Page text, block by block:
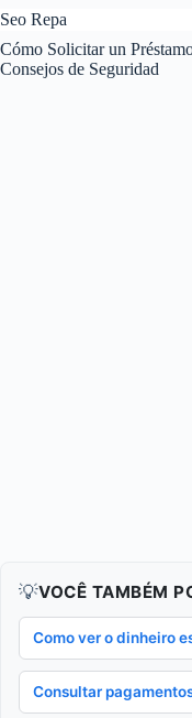
Pular
o
conteúdo
Seo Repa
Cómo Solicitar un
Consejos de Seguridad
💡VOCÊ TAMBÉM
Como ver o dinheiro
Consultar